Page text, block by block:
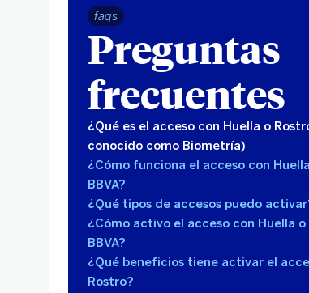
faqs
Preguntas
frecuentes
¿Qué es el acceso con Huella o
conocido como Biometría)
¿Cómo funciona el acceso con
BBVA?
¿Qué tipos de accesos puedo
¿Cómo activo el acceso con Huella
BBVA?
¿Qué beneficios tiene activar el
Rostro?